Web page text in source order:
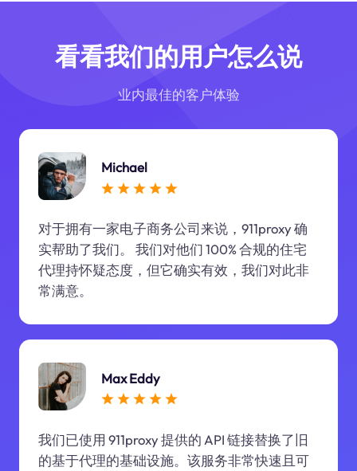
看看我们的用户怎么说
业内最佳的客户体验
Michael
对于拥有一家电子商务公司来说，911proxy 确
实帮助了我们。 我们对他们 100% 合规的住宅
代理持怀疑态度，但它确实有效，我们对此非
常满意。
Max Eddy
我们已使用 911proxy 提供的 API 链接替换了旧
的基于代理的基础设施。该服务非常快速且可